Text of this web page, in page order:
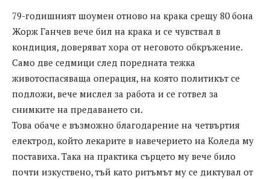
79-годишният шоумен отново на крака срещу 80 бона
Жорж Ганчев вече бил на крака и се чувствал в
кондиция, доверяват хора от неговото обкръжение.
Само две седмици след поредната тежка
животоспасяваща операция, на която политикът се
подложи, вече мислел за работа и се готвел за
снимките на предаването си.
Това обаче е възможно благодарение на четвъртия
електрод, който лекарите в навечерието на Коледа му
поставиха. Така на практика сърцето му вече било
почти изкуствено, тъй като ритъмът му се диктувал от